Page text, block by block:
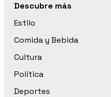
Descubre más
Estilo
Comida y Bebida
Cultura
Política
Deportes